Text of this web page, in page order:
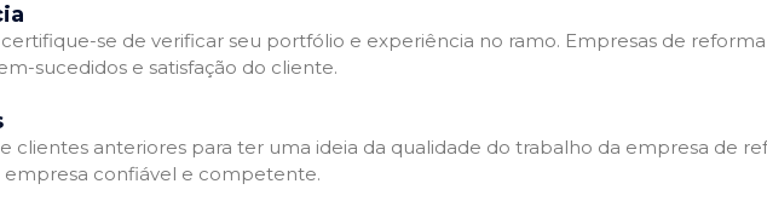
se de verificar seu portfólio e experiência no ramo. Empresas de
sucedidos e satisfação do cliente.
clientes anteriores para ter uma ideia da qualidade do trabalho da empresa de
confiável e competente.